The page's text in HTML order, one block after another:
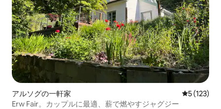
アルソグの一軒家 レビュー
5 (123)
Erw Fair。カップルに最適、薪で燃やすジャグジー